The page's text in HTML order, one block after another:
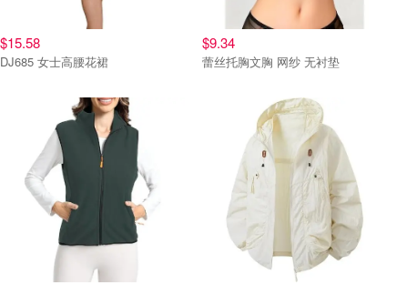
$15.58
DJ685 女士高腰花裙
$9.34
蕾丝托胸文胸 网纱 无衬垫